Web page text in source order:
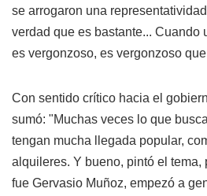
se arrogaron una
verdad que es bastante... Cuando
es vergonzoso, es vergonzoso
Con sentido crítico hacia el
sumó: "Muchas veces lo que
tengan mucha llegada popular,
alquileres. Y bueno, pintó el
fue Gervasio Muñoz, empezó a